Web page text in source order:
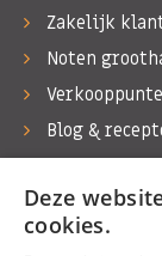
Zakelijk
Noten
Blog &
Werken bij
Contact
Deze
cookies.